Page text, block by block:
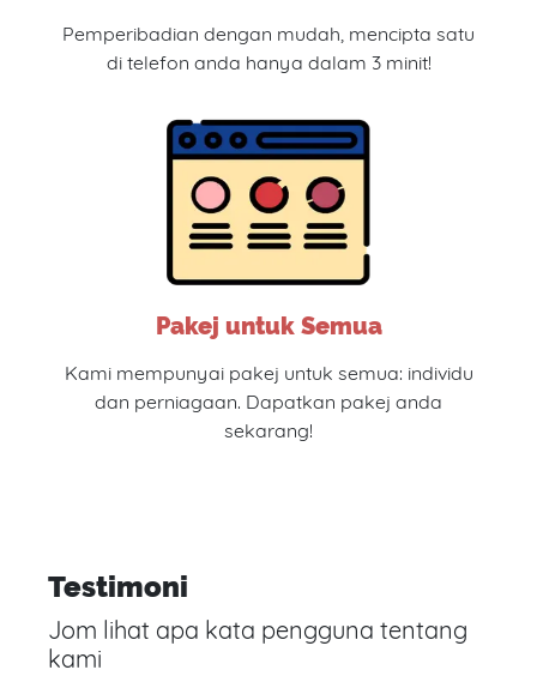
Pemperibadian dengan mudah, mencipta satu
di telefon anda hanya dalam 3 minit!
Pakej untuk Semua
Kami mempunyai pakej untuk semua: individu
dan perniagaan. Dapatkan pakej anda
sekarang!
Testimoni
Jom lihat apa kata pengguna tentang
kami